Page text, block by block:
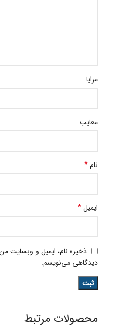
مزایا
معایب
نام*
ایمیل*
ذخیره نام، ایمیل و وبسایت
دیدگاهی می‌نویسم.
محصولات مرتبط